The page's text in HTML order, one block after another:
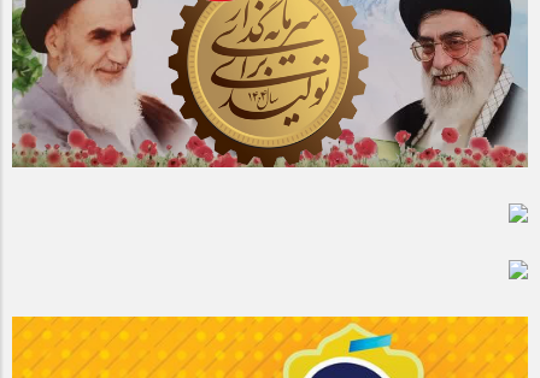
مراسم بزرگداشت سالروز آزادسازی خرمشهر در شرکت پارس خودرو
برگزار شد
مراسم گرامیداشت سالروز آزادسازی خرمشهر در نمازخانه فاطمیه
مگاموتور